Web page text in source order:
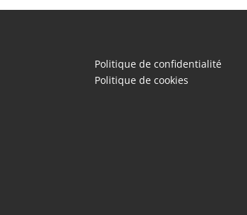
Politique de confidentialité
Politique de cookies